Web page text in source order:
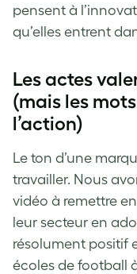
pensent à
qu’elles entrent
Les actes
(mais les
l’action)
Le ton d’une
travailler. Nous
vidéo à remettre
leur secteur en
résolument positif
écoles de football